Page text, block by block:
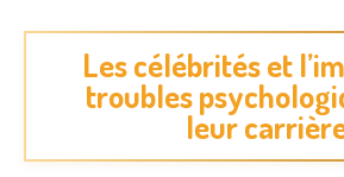
Les célébrités et
troubles
leur